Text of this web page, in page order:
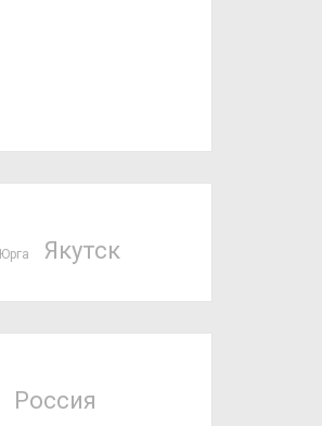
Юрга Якутск
Россия